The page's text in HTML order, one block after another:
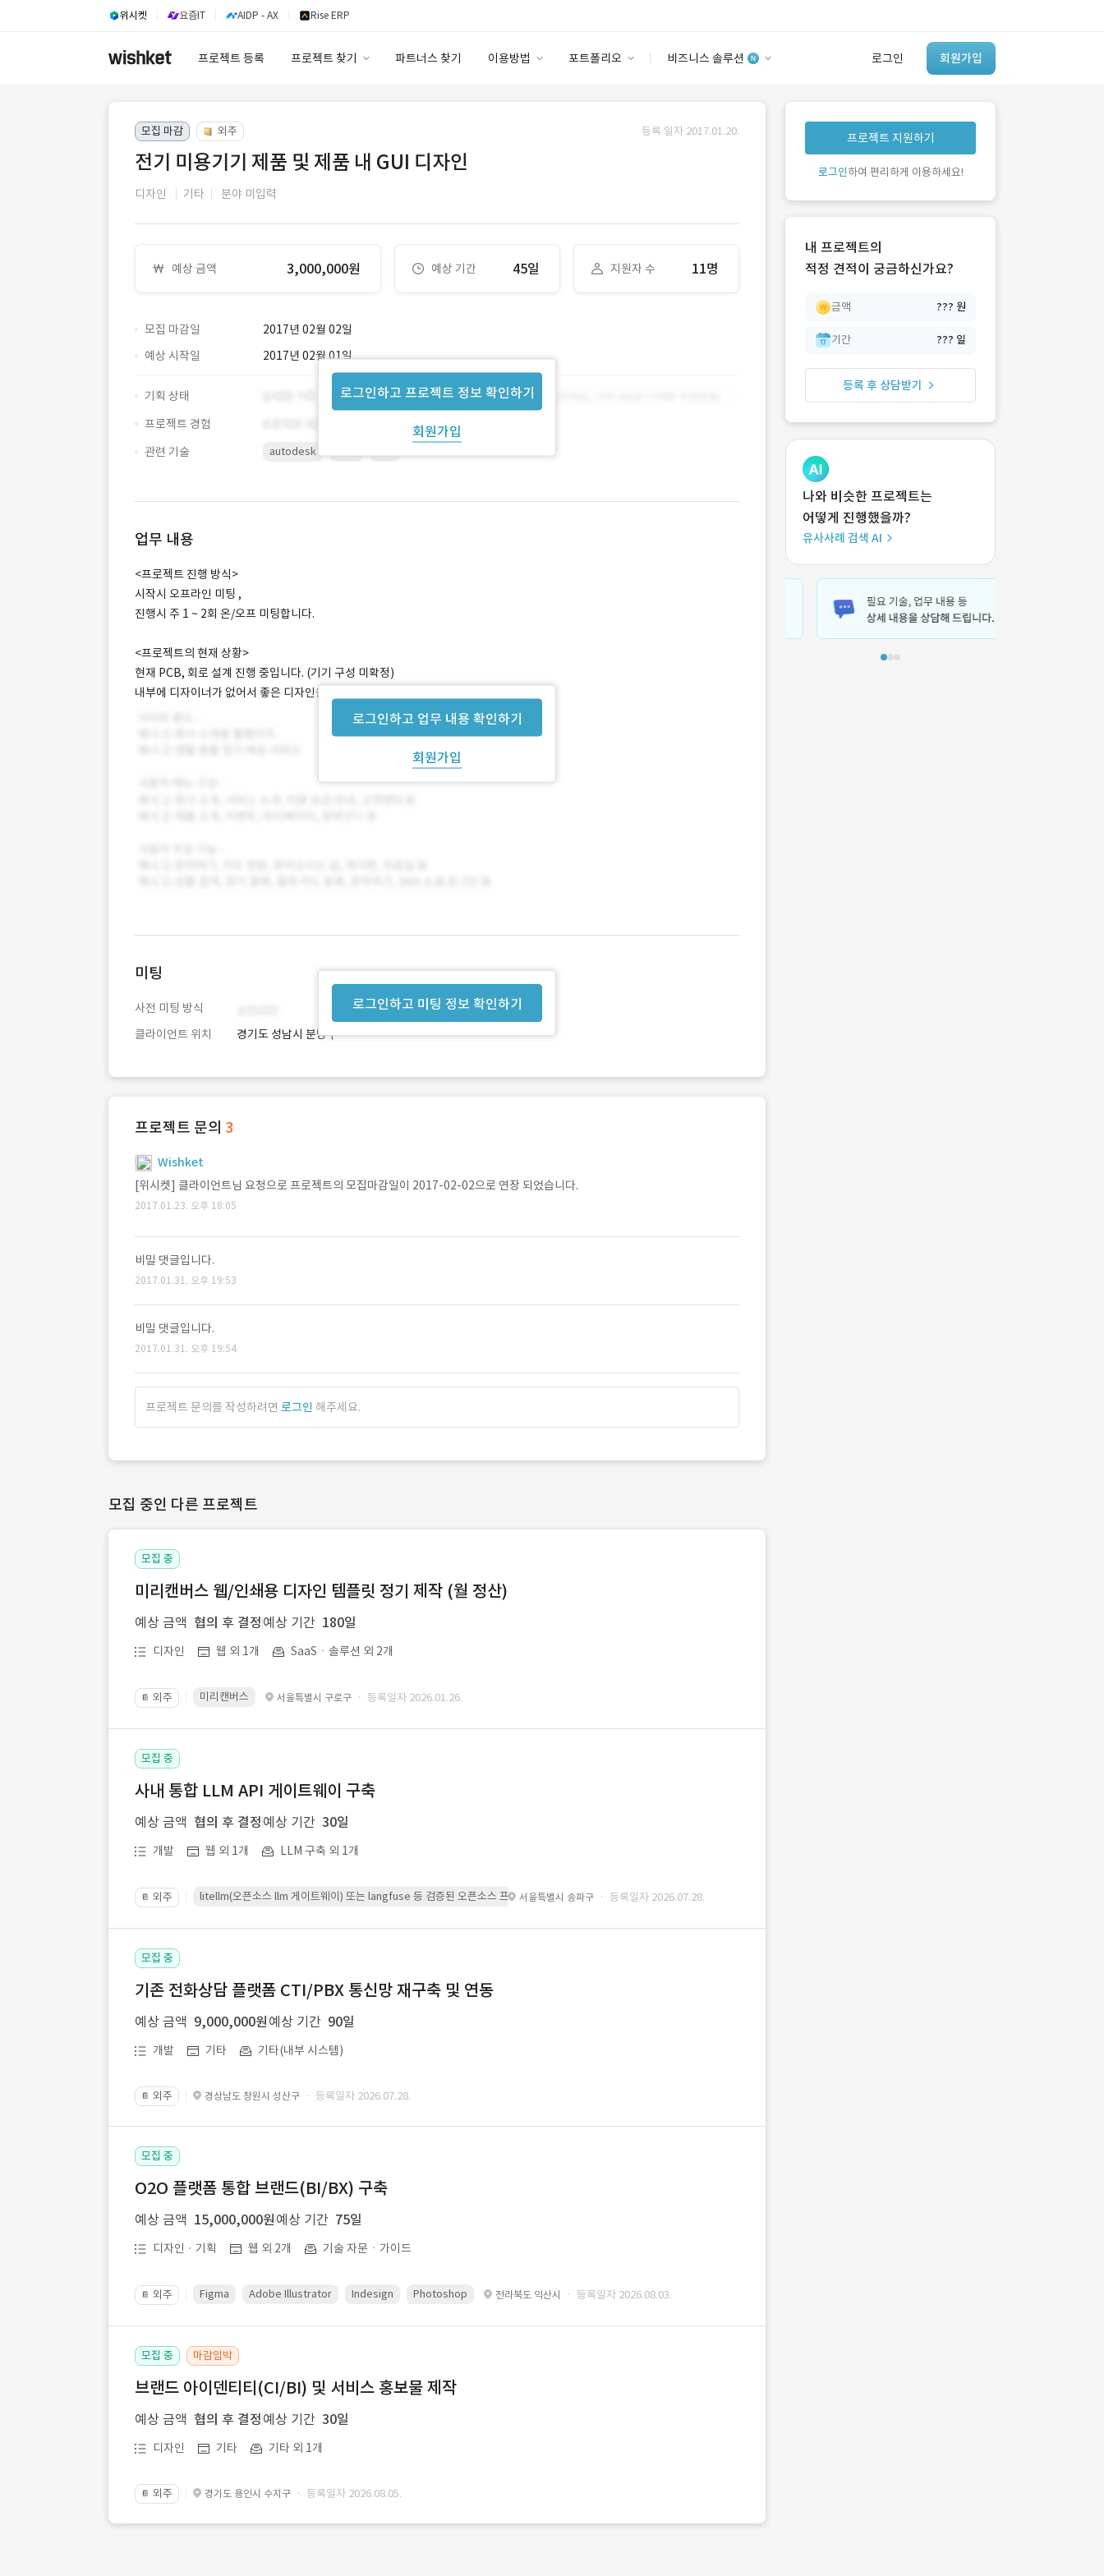
위시켓 요즘IT AIDP - AX Rise ERP
프로젝트 등록 프로젝트 찾기 파트너스 찾기 이용방법 포트폴리오 비즈니스 솔루션 로그인 회원가입
안심 코드 케어
유사사례 검색 AI
‘이런 거’ 만들어본
개발 회사 있어?
모집 마감 외주 등록 일자 2017.01.20.
전기 미용기기 제품 및 제품 내 GUI 디자인
디자인 기타 분야 미입력
예상 금액 3,000,000원 예상 기간 45일 지원자 수 11명
모집 마감일 2017년 02월 02일
로그인하고 프로젝트 정보 확인하기
회원가입
예상 시작일 2017년 02월 01일
기획 상태
프로젝트 경험
관련 기술
autodesk
업무 내용
로그인하고 업무 내용 확인하기
회원가입
<프로젝트 진행 방식>
시작시 오프라인 미팅 ,
진행시 주 1 ~ 2회 온/오프 미팅합니다.
<프로젝트의 현재 상황>
현재 PCB, 회로 설계 진행 중입니다. (기기 구성 미확정)
내부에 디자이너가 없어서 좋은 디자인을 해주실 분이 필요합니다.
로그인하고 미팅 정보 확인하기
미팅
사전 미팅 방식
클라이언트 위치
경기도 성남시 분당구
프로젝트 문의 3
Wishket
[위시켓] 클라이언트님 요청으로 프로젝트의 모집마감일이 2017-02-02으로 연장 되었습니다.
2017.01.23. 오후 18:05
비밀 댓글입니다.
2017.01.31. 오후 19:53
비밀 댓글입니다.
2017.01.31. 오후 19:54
프로젝트 문의를 작성하려면 로그인 해주세요.
모집 중인 다른 프로젝트
모집 중
미리캔버스 웹/인쇄용 디자인 템플릿 정기 제작 (월 정산)
예상 금액 협의 후 결정 예상 기간 180일
디자인 웹 외 1개 SaaSㆍ솔루션 외 2개
📔 외주 미리캔버스 서울특별시 구로구 · 등록일자 2026.01.26.
모집 중
사내 통합 LLM API 게이트웨이 구축
예상 금액 협의 후 결정 예상 기간 30일
개발 웹 외 1개 LLM 구축 외 1개
📔 외주 litellm(오픈소스 llm 게이트웨이) 또는 langfuse 등 검증된 오픈소스 프레임워크를 기반으로 시스템을 구축
서울특별시 송파구 · 등록일자 2026.07.28.
모집 중
기존 전화상담 플랫폼 CTI/PBX 통신망 재구축 및 연동
예상 금액 9,000,000원 예상 기간 90일
개발 기타 기타(내부 시스템)
📔 외주 경상남도 창원시 성산구 · 등록일자 2026.07.28.
모집 중
O2O 플랫폼 통합 브랜드(BI/BX) 구축
예상 금액 15,000,000원 예상 기간 75일
디자인 · 기획 웹 외 2개 기술 자문ㆍ가이드
📔 외주 Figma Adobe Illustrator Indesign Photoshop 전라북도 익산시 · 등록일자 2026.08.03.
모집 중 마감임박
브랜드 아이덴티티(CI/BI) 및 서비스 홍보물 제작
예상 금액 협의 후 결정 예상 기간 30일
디자인 기타 기타 외 1개
📔 외주 경기도 용인시 수지구 · 등록일자 2026.08.05.
프로젝트 지원하기
로그인하여 편리하게 이용하세요!
내 프로젝트의
적정 견적이 궁금하신가요?
금액 ??? 원
기간 ??? 일
등록 후 상담받기
나와 비슷한 프로젝트는
어떻게 진행했을까?
유사사례 검색 AI